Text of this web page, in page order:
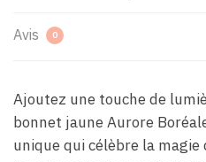
Avis 0
Ajoutez une touche de
bonnet jaune Aurore
unique qui célèbre la magie